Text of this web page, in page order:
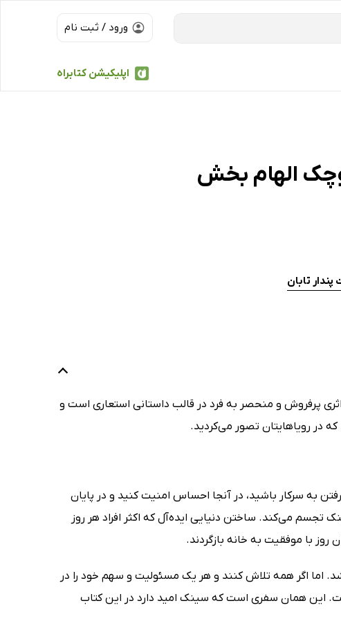
ورود / ثبت نام
اپلیکیشن کتابراه
الهام بخش
پندار تابان
پرفروش و منحصر به فرد در قالب داستانی استعاری است و
در رویاهایتان تصور می‌کردید.
به سرکار باشید، در آنجا احساس امنیت کنید و در پایان
می‌کند. ساختن دنیایی ایده‌آل که اکثر افراد هر روز
با موفقیت به خانه بازگردند.
اما اگر همه تلاش کنند و هر یک مسئولیت و سهم خود را در
این همان سفری است که سینک امید دارد در این کتاب